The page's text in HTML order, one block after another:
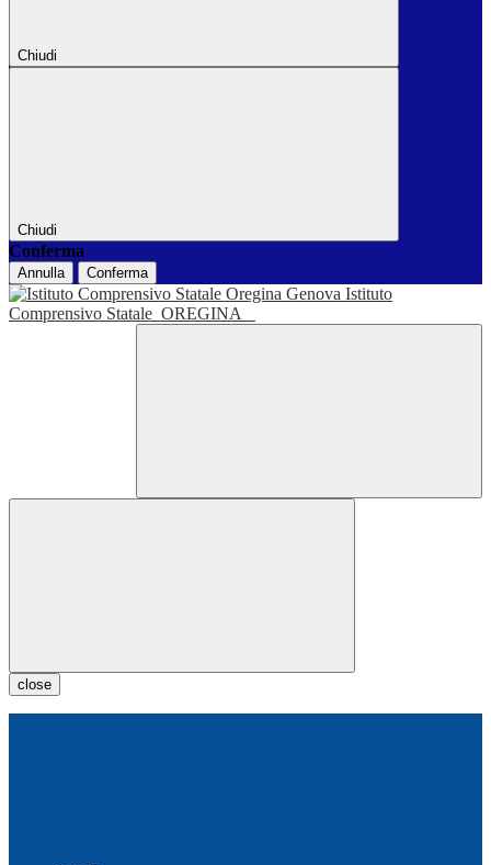
Chiudi
Chiudi
Conferma
Annulla Conferma
Istituto
Comprensivo Statale OREGINA
close